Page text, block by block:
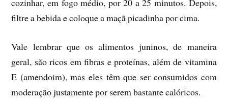
cozinhar, em fogo médio, por 20 a 25 minutos. Depois,
filtre a bebida e coloque a maçã picadinha por cima.
Vale lembrar que os alimentos juninos, de maneira
geral, são ricos em fibras e proteínas, além de vitamina
E (amendoim), mas eles têm que ser consumidos com
moderação justamente por serem bastante calóricos.